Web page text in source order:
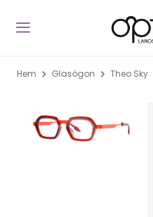
Hem Glasögon Theo Sky